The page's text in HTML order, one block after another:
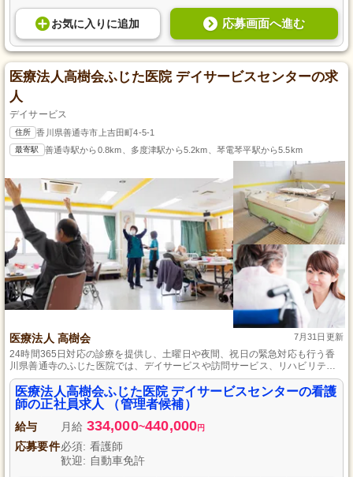
お気に入り に追加 応募画面へ進む
医療法人高樹会ふじた医院 デイサービスセンターの求
人
デイサービス
住所 香川県善通寺市上吉田町4-5-1
最寄駅 善通寺駅から0.8km、多度津駅から5.2km、琴電琴平駅から5.5km
医療法人 高樹会 7月31日更新
24時間365日対応の診療を提供し、土曜日や夜間、祝日の緊急対応も行う香
川県善通寺のふじた医院では、デイサービスや訪問サービス、リハビリテー
ションを併設し、介護から医療まで包括的なサポートを提供。明るく気さく
な環境を目指し、员工の休息時間を尊重し、頑張りを公正に評価します。み
なさまのご応募をお待ちしています。
医療法人高樹会ふじた医院 デイサービスセンターの看護
師の正社員求人 （管理者候補）
給与 月給 334,000~440,000円
応募要件必須: 看護師
歓迎: 自動車免許